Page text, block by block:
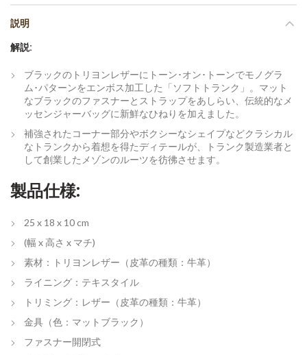
説明
解説:
ブラックのトリヨンレザーにトーン･オン･トーンでモノグラ
ム･パターンをエンボス加工した「ソフトトランク」。マット
なブラックのファスナーとストラップをあしらい、伝統的なメ
ッセンジャーバッグに新鮮なひねりを加えました。
補強されたコーナー部分やボクシーなシェイプなどクラシカル
なトランクから着想を得たディテールが、トランク製造業者と
して創業したメゾンのルーツを彷彿させます。
製品仕様:
25 x 18 x 10 cm
(幅 x 高さ x マチ)
素材：トリヨンレザー（皮革の種類：牛革）
ライニング：テキスタイル
トリミング：レザー（皮革の種類：牛革）
金具（色：マットブラック）
ファスナー開閉式